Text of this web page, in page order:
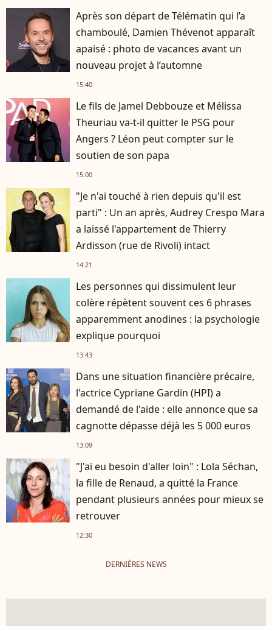
Après son départ de Télématin qui l’a
chamboulé, Damien Thévenot apparaît
apaisé : photo de vacances avant un
nouveau projet à l’automne
15:40
Le fils de Jamel Debbouze et Mélissa
Theuriau va-t-il quitter le PSG pour
Angers ? Léon peut compter sur le
soutien de son papa
15:00
"Je n'ai touché à rien depuis qu'il est
parti" : Un an après, Audrey Crespo Mara
a laissé l'appartement de Thierry
Ardisson (rue de Rivoli) intact
14:21
Les personnes qui dissimulent leur
colère répètent souvent ces 6 phrases
apparemment anodines : la psychologie
explique pourquoi
13:43
Dans une situation financière précaire,
l'actrice Cypriane Gardin (HPI) a
demandé de l'aide : elle annonce que sa
cagnotte dépasse déjà les 5 000 euros
13:09
"J'ai eu besoin d'aller loin" : Lola Séchan,
la fille de Renaud, a quitté la France
pendant plusieurs années pour mieux se
retrouver
12:30
DERNIÈRES NEWS